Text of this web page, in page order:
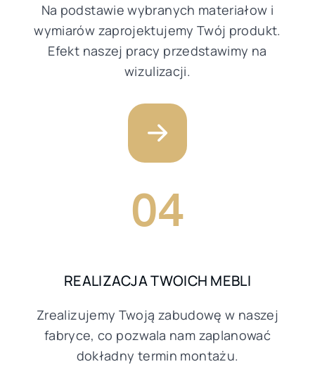
Na podstawie wybranych materiałow i
wymiarów zaprojektujemy Twój produkt.
Efekt naszej pracy przedstawimy na
wizulizacji.
04
REALIZACJA TWOICH MEBLI
Zrealizujemy Twoją zabudowę w naszej
fabryce, co pozwala nam zaplanować
dokładny termin montażu.